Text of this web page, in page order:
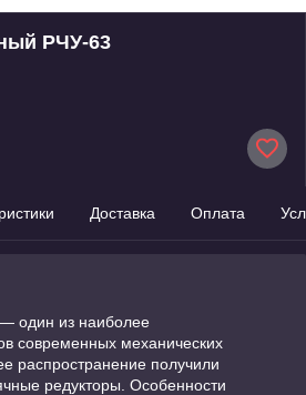
РЧУ-63
Доставка Оплата
— один из наиболее
современных механических
распространение получили
редукторы. Особенности